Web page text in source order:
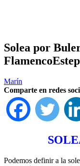
Solea por
Marín
Comparte en redes
Podemos definir a la